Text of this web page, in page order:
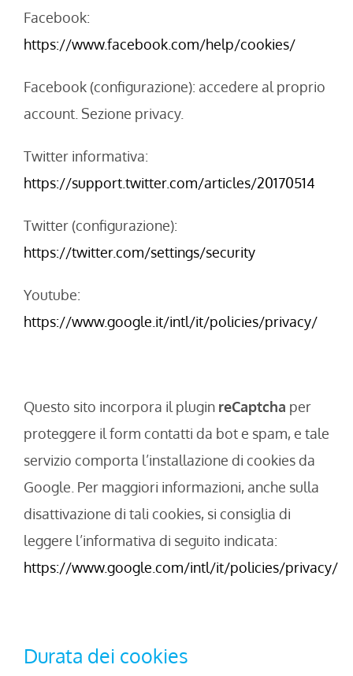
Facebook:
https://www.facebook.com/help/cookies/
Facebook (configurazione): accedere al proprio
account. Sezione privacy.
Twitter informativa:
https://support.twitter.com/articles/20170514
Twitter (configurazione):
https://twitter.com/settings/security
Youtube:
https://www.google.it/intl/it/policies/privacy/
Questo sito incorpora il plugin reCaptcha per
proteggere il form contatti da bot e spam, e tale
servizio comporta l’installazione di cookies da
Google. Per maggiori informazioni, anche sulla
disattivazione di tali cookies, si consiglia di
leggere l’informativa di seguito indicata:
https://www.google.com/intl/it/policies/privacy/
Durata dei cookies